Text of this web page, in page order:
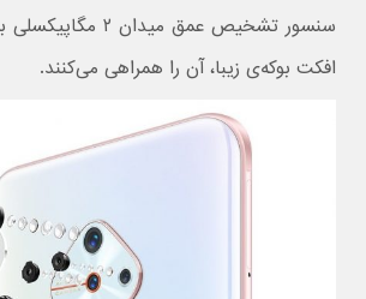
سنسور تشخیص عمق
افکت بوکه‌ی زیبا، آن را همراهی می‌کنند.